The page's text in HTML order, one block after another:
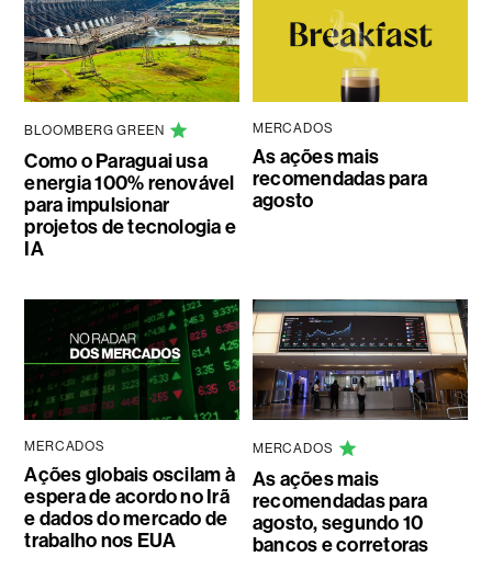
BLOOMBERG GREEN
Como o Paraguai usa
energia 100% renovável
para impulsionar
projetos de tecnologia e
IA
MERCADOS
As ações mais
recomendadas para
agosto
MERCADOS
Ações globais oscilam à
espera de acordo no Irã
e dados do mercado de
trabalho nos EUA
MERCADOS
As ações mais
recomendadas para
agosto, segundo 10
bancos e corretoras